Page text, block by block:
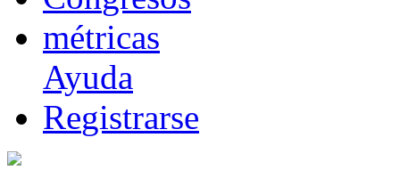
métricas
Ayuda
Registrarse